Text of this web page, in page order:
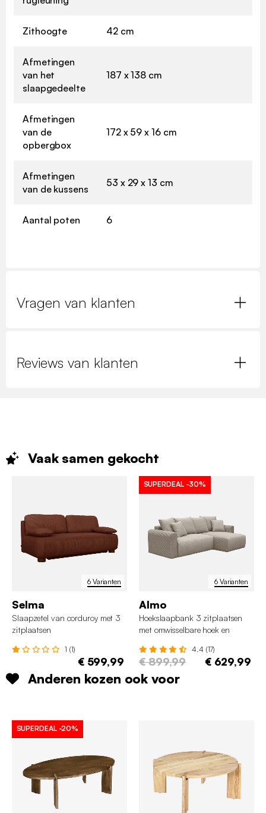
Zithoogte 42 cm
Afmetingen
van het
slaapgedeelte
187 x 138 cm
Afmetingen
van de
opbergbox
172 x 59 x 16 cm
Afmetingen
van de kussens
53 x 29 x 13 cm
Aantal poten 6
Vragen van klanten
Reviews van klanten
Vaak samen gekocht
6 Varianten
Selma
Slaapzetel van corduroy met 3
zitplaatsen
1 (1)
€ 599,99
6 Varianten
SUPERDEAL -30%
Almo
Hoekslaapbank 3 zitplaatsen
met omwisselbare hoek en
4.4 (17)
€ 899,99 € 629,99
Anderen kozen ook voor
SUPERDEAL -20%